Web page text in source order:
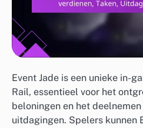
Event Jade is een unieke in-
Rail, essentieel voor het
beloningen en het
uitdagingen. Spelers kunnen